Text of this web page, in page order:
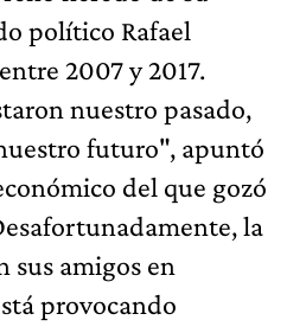
político Rafael
2007 y 2017.
nuestro pasado,
futuro", apuntó
del que gozó
la
sus amigos en
provocando